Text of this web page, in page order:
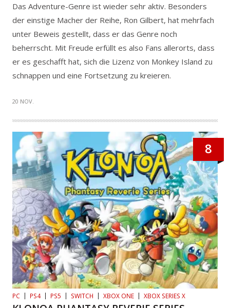
Das Adventure-Genre ist wieder sehr aktiv. Besonders
der einstige Macher der Reihe, Ron Gilbert, hat mehrfach
unter Beweis gestellt, dass er das Genre noch
beherrscht. Mit Freude erfüllt es also Fans allerorts, dass
er es geschafft hat, sich die Lizenz von Monkey Island zu
schnappen und eine Fortsetzung zu kreieren.
20 NOV.
8
PC PS4 PS5 SWITCH XBOX ONE XBOX SERIES X